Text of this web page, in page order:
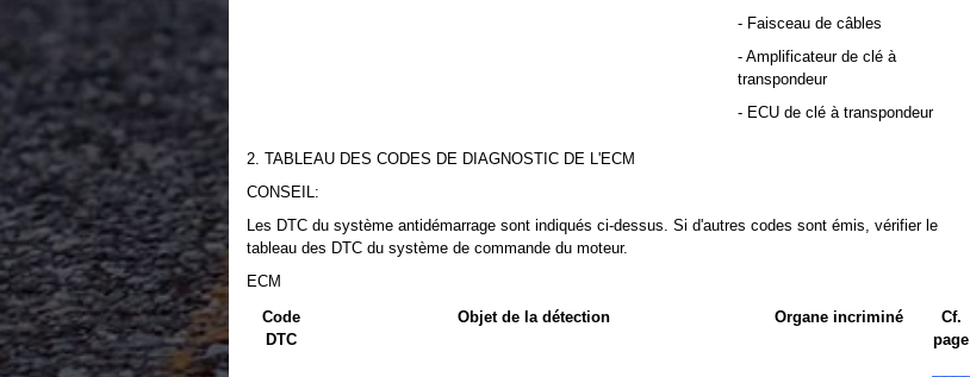
- Faisceau de câbles
- Amplificateur de clé à
transpondeur
- ECU de clé à transpondeur
2. TABLEAU DES CODES DE DIAGNOSTIC DE L'ECM
CONSEIL:
Les DTC du système antidémarrage sont indiqués ci-dessus. Si d'autres codes sont émis, vérifier le
tableau des DTC du système de commande du moteur.
ECM
Code
DTC
Objet de la détection Organe incriminé
Cf.
page